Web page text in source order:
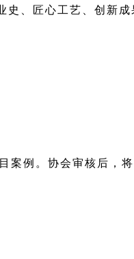
、匠心工艺、创新
案例。协会审核后，将